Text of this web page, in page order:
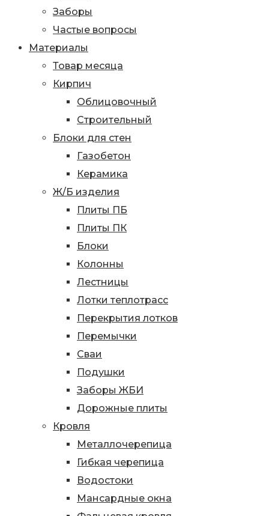
Заборы
Частые вопросы
Материалы
Товар месяца
Кирпич
Облицовочный
Строительный
Блоки для стен
Газобетон
Керамика
Ж/Б изделия
Плиты ПБ
Плиты ПК
Блоки
Колонны
Лестницы
Лотки теплотрасс
Перекрытия лотков
Перемычки
Сваи
Подушки
Заборы ЖБИ
Дорожные плиты
Кровля
Металлочерепица
Гибкая черепица
Водостоки
Мансардные окна